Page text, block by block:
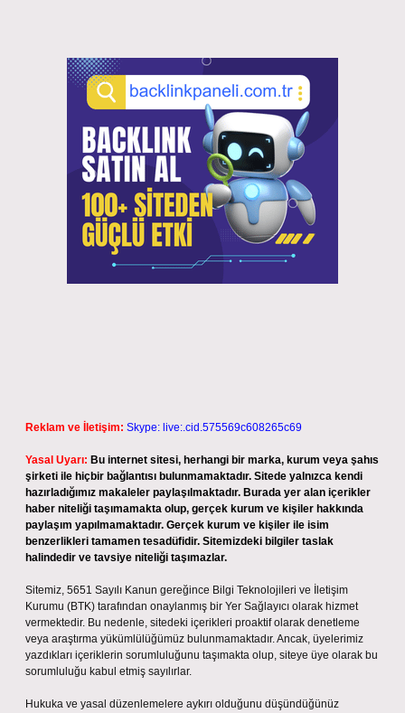
Reklam ve İletişim: Skype: live:.cid.575569c608265c69
Yasal Uyarı: Bu internet sitesi, herhangi bir marka, kurum veya şahıs
şirketi ile hiçbir bağlantısı bulunmamaktadır. Sitede yalnızca kendi
hazırladığımız makaleler paylaşılmaktadır. Burada yer alan içerikler
haber niteliği taşımamakta olup, gerçek kurum ve kişiler hakkında
paylaşım yapılmamaktadır. Gerçek kurum ve kişiler ile isim
benzerlikleri tamamen tesadüfidir. Sitemizdeki bilgiler taslak
halindedir ve tavsiye niteliği taşımazlar.
Sitemiz, 5651 Sayılı Kanun gereğince Bilgi Teknolojileri ve İletişim
Kurumu (BTK) tarafından onaylanmış bir Yer Sağlayıcı olarak hizmet
vermektedir. Bu nedenle, sitedeki içerikleri proaktif olarak denetleme
veya araştırma yükümlülüğümüz bulunmamaktadır. Ancak, üyelerimiz
yazdıkları içeriklerin sorumluluğunu taşımakta olup, siteye üye olarak bu
sorumluluğu kabul etmiş sayılırlar.
Hukuka ve yasal düzenlemelere aykırı olduğunu düşündüğünüz